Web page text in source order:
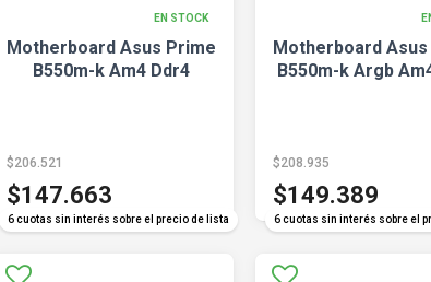
EN STOCK
Motherboard Asus Prime
B550m-k Am4 Ddr4
6 cuotas sin interés sobre el precio de lista
$206.521
$147.663
Motherboard
B550m-k Argb
6 cuotas sin interés sobre el
$208.935
$149.389